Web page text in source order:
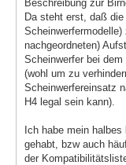
Beschreibung zur
Da steht erst, daß
nachgeordneten)
Scheinwerfer bei
(wohl um zu
Scheinwerfereinsatz
H4 legal sein kann).
Ich habe mein
gehabt, bzw auch
der